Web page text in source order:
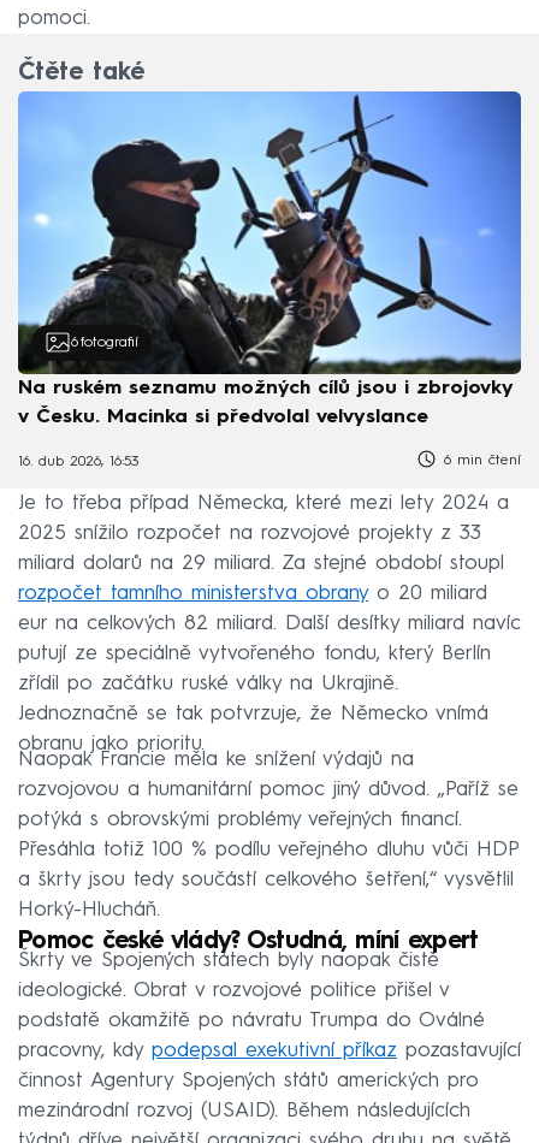
pomoci.
Čtěte také
6 fotografií
Na ruském seznamu možných cílů jsou i zbrojovky
v Česku. Macinka si předvolal velvyslance
16. dub 2026, 16:53 6 min čtení
Je to třeba případ Německa, které mezi lety 2024 a
2025 snížilo rozpočet na rozvojové projekty z 33
miliard dolarů na 29 miliard. Za stejné období stoupl
rozpočet tamního ministerstva obranyo 20 miliard
eur na celkových 82 miliard. Další desítky miliard navíc
putují ze speciálně vytvořeného fondu, který Berlín
zřídil po začátku ruské války na Ukrajině.
Jednoznačně se tak potvrzuje, že Německo vnímá
obranu jako prioritu.
Naopak Francie měla ke snížení výdajů na
rozvojovou a humanitární pomoc jiný důvod. „Paříž se
potýká s obrovskými problémy veřejných financí.
Přesáhla totiž 100 % podílu veřejného dluhu vůči HDP
a škrty jsou tedy součástí celkového šetření,“ vysvětlil
Horký-Hlucháň.
Pomoc české vlády? Ostudná, míní expert
Škrty ve Spojených státech byly naopak čistě
ideologické. Obrat v rozvojové politice přišel v
podstatě okamžitě po návratu Trumpa do Oválné
pracovny, kdy podepsal exekutivní příkaz pozastavující
činnost Agentury Spojených států amerických pro
mezinárodní rozvoj (USAID). Během následujících